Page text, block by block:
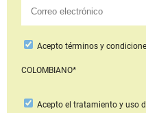
Aceptotérminos y
COLOMBIANO*
Acepto el tratamiento y uso